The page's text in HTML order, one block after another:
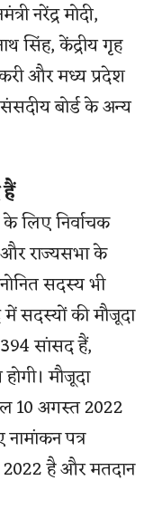
नरेंद्र मोदी,
सिंह, केंद्रीय गृह
और मध्य प्रदेश
बोर्ड के अन्य
लिए निर्वाचक
राज्यसभा के
सदस्य भी
सदस्यों की मौजूदा
सांसद हैं,
मौजूदा
10 अगस्त 2022
नामांकन पत्र
है और मतदान